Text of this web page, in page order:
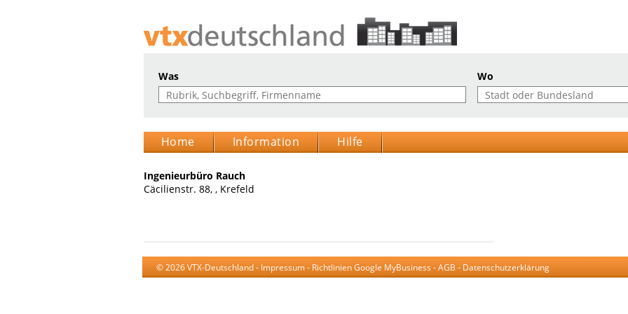
Was Wo
Home Information Hilfe
Ingenieurbüro Rauch
Cäcilienstr. 88, , Krefeld
© 2026 VTX-Deutschland - Impressum- Richtlinien Google MyBusiness -AGB - Datenschutzerklärung